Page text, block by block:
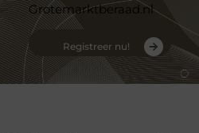
Grotemarktberaad.nl
Registreer nu!